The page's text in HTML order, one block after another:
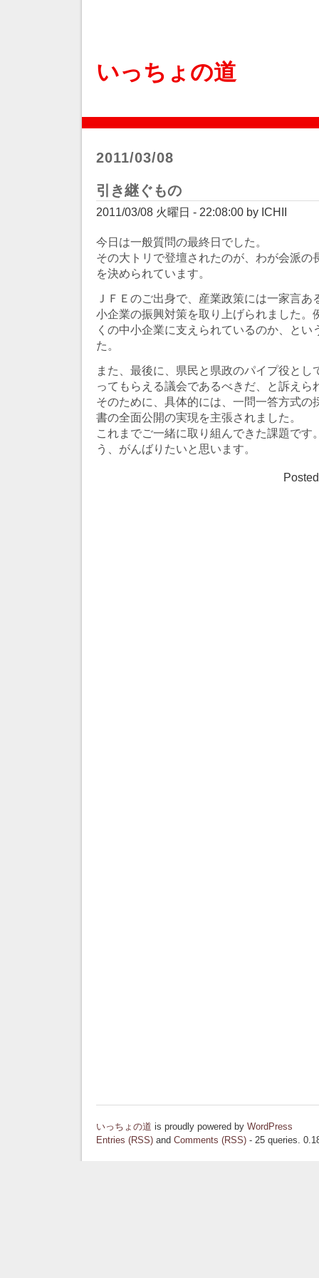
いっちょの道
2011/03/08
引き継ぐもの
2011/03/08 火曜日 - 22:08:00 by ICHII
今日は一般質問の最終日でした。
その大トリで登壇されたのが、わが会派の
を決められています。
ＪＦＥのご出身で、産業政策には一家言
小企業の振興対策を取り上げられました。
くの中小企業に支えられているのか、とい
た。
また、最後に、県民と県政のパイプ役とし
ってもらえる議会であるべきだ、と訴えら
そのために、具体的には、一問一答方式の
書の全面公開の実現を主張されました。
これまでご一緒に取り組んできた課題です
う、がんばりたいと思います。
いっちょの道 is proudly powered by WordPress
Entries (RSS) and Comments (RSS) - 25 queries.